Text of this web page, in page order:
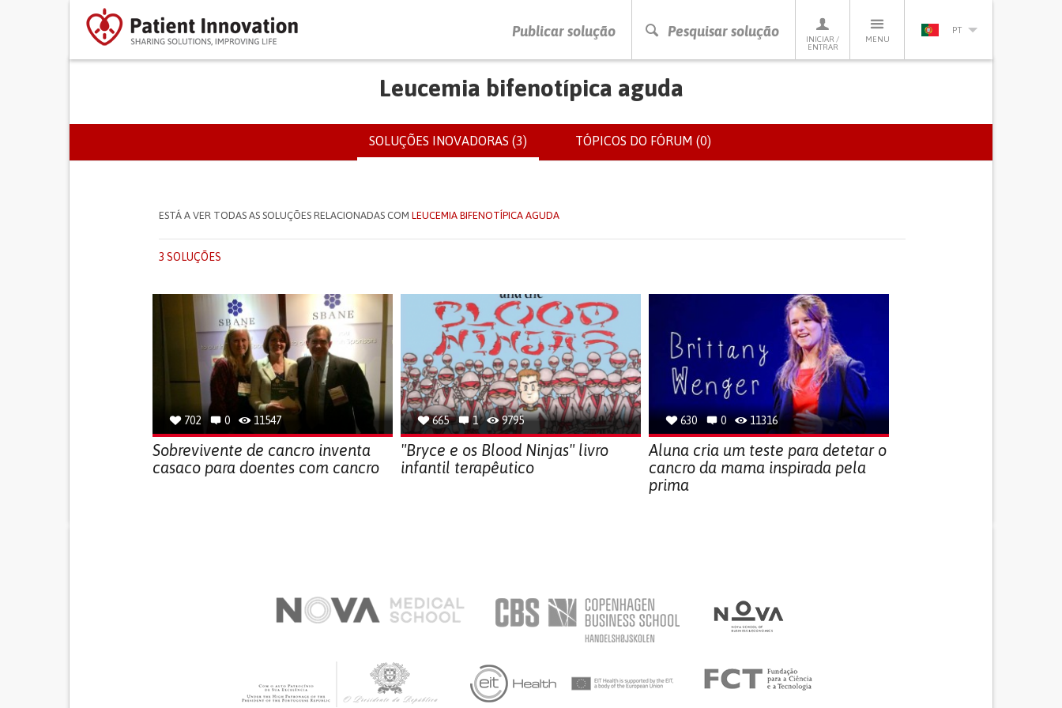
Publicar solução Pesquisar solução
INICIAR /
ENTRAR
MENU
PT
PRESSIONE ENTER PARA PESQUISAR
Leucemia bifenotípica aguda
SEPARADORES PRIMÁRIOSSOLUÇÕES INOVADORAS (3) (SEPARADOR
ATIVO)
TÓPICOS DO FÓRUM (0)
ESTÁ A VER TODAS AS SOLUÇÕES RELACIONADAS COM LEUCEMIA BIFENOTÍPICA AGUDA
3 SOLUÇÕES
702 0 11547
Sobrevivente de cancro inventa
casaco para doentes com cancro
665 1 9795
"Bryce e os Blood Ninjas" livro
infantil terapêutico
630 0 11316
Aluna cria um teste para detetar o
cancro da mama inspirada pela
prima